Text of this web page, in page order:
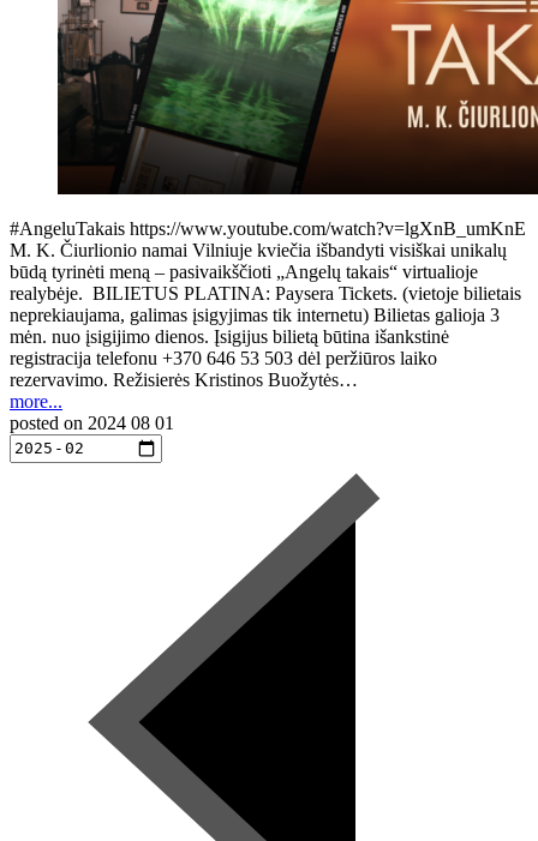
#AngeluTakais https://www.youtube.com/watch?v=lgXnB_umKnE
M. K. Čiurlionio namai Vilniuje kviečia išbandyti visiškai unikalų
būdą tyrinėti meną – pasivaikščioti „Angelų takais“ virtualioje
realybėje. BILIETUS PLATINA: Paysera Tickets. (vietoje bilietais
neprekiaujama, galimas įsigyjimas tik internetu) Bilietas galioja 3
mėn. nuo įsigijimo dienos. Įsigijus bilietą būtina išankstinė
registracija telefonu +370 646 53 503 dėl peržiūros laiko
rezervavimo. Režisierės Kristinos Buožytės…
more...
posted on 2024 08 01